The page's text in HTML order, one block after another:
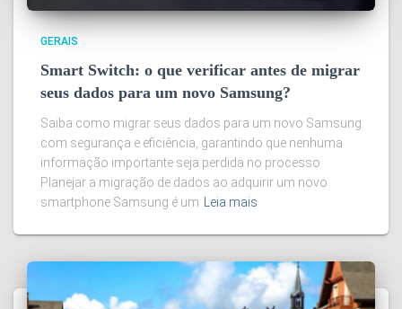
GERAIS
Smart Switch: o que verificar antes de migrar
seus dados para um novo Samsung?
Saiba como migrar seus dados para um novo Samsung
com segurança e eficiência, garantindo que nenhuma
informação importante seja perdida no processo
Planejar a migração de dados ao adquirir um novo
smartphone Samsung é um Leia mais